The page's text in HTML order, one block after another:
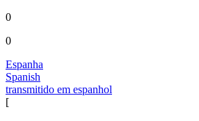
0
0
Espanha
Spanish
transmitido em espanhol
[